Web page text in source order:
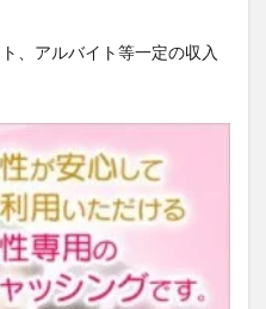
、アルバイト等一定の収入